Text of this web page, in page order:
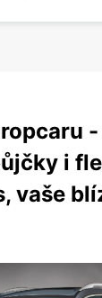
-
i
vaše